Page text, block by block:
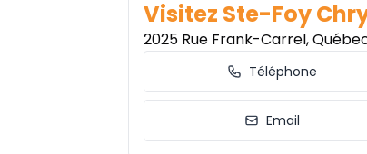
Visitez Ste-Foy
2025 Rue Frank-Carrel,
Téléphone
Email